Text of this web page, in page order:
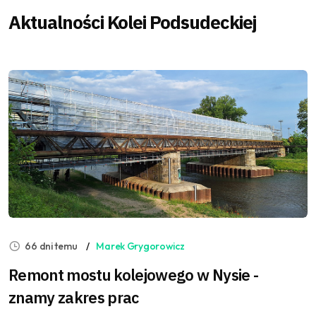
Aktualności Kolei Podsudeckiej
66 dni temu Marek Grygorowicz
Remont mostu kolejowego w Nysie -
znamy zakres prac